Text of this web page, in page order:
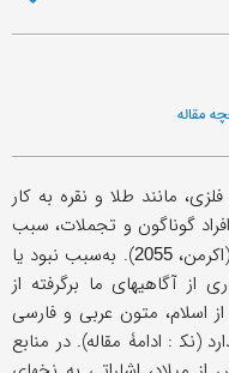
مقاله
مانند طلا و نقره به کار
گوناگون و تجملات، سبب
2055). به‌سبب نبود یا
از آگاهیهای ما برگرفته از
اسلام، متون عربی و فارسی
(نک‍ : ادامۀ مقاله). در منابع